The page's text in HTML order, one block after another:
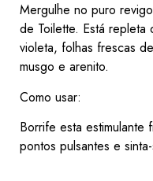
Mergulhe no puro
de Toilette. Está
violeta, folhas frescas
musgo e arenito.
Como usar:
Borrife esta estimulante
pontos pulsantes e